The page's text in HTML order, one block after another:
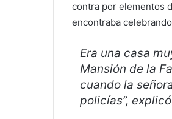
contra por elementos
encontraba
Era una casa
Mansión de la
cuando la
policías”,